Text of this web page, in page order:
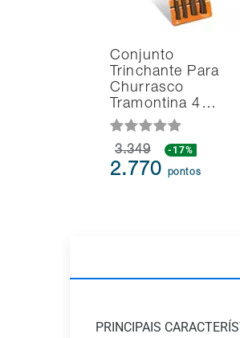
Conjunto
Trinchante Para
Churrasco
Tramontina 4…
3.349 -17%
2.770 pontos
PRINCIPAIS